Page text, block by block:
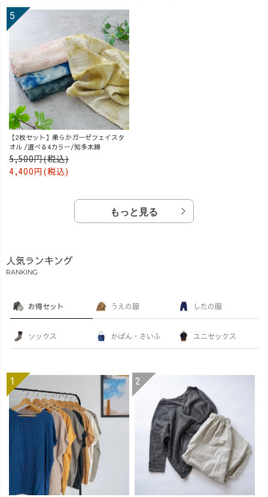
【2枚セット】柔らかガーゼフェイスタ
オル /選べる4カラー/知多木綿
5,500円(税込)
4,400円(税込)
もっと見る
人気ランキング
RANKING
お得セット うえの服 したの服
ソックス かばん・さいふ ユニセックス